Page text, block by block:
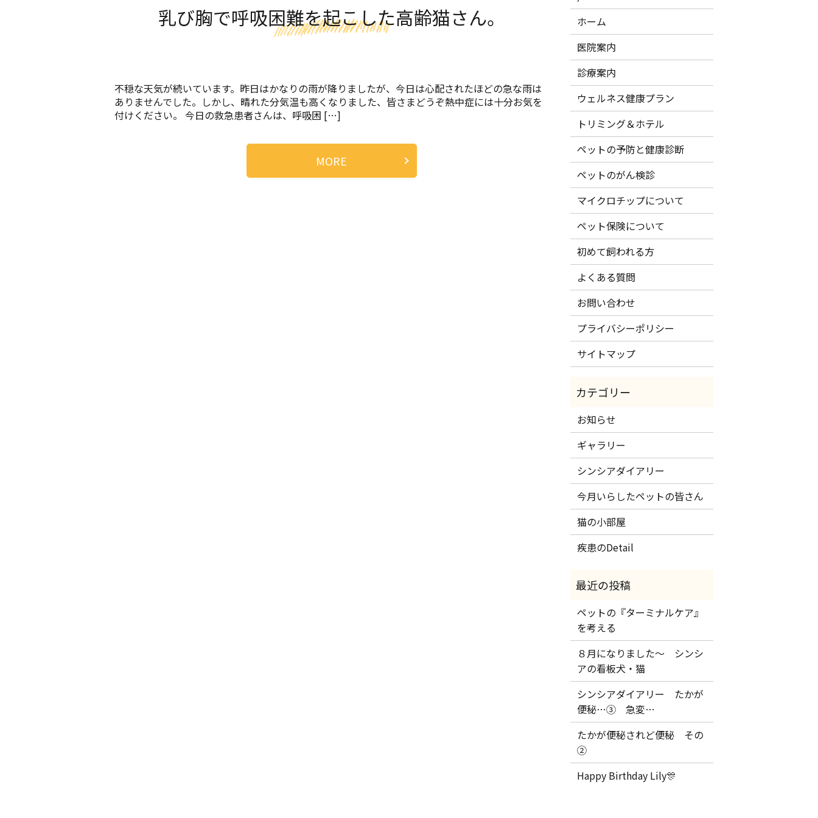
乳び胸で呼吸困難を起こした高齢猫さん。
不穏な天気が続いています。昨日はかなりの雨が降りましたが、今日は心配されたほどの急な雨は
ありませんでした。しかし、晴れた分気温も高くなりました、皆さまどうぞ熱中症には十分お気を
付けください。 今日の救急患者さんは、呼吸困 […]
MORE
ホーム
医院案内
診療案内
ウェルネス健康プラン
トリミング＆ホテル
ペットの予防と健康診断
ペットのがん検診
マイクロチップについて
ペット保険について
初めて飼われる方
よくある質問
お問い合わせ
プライバシーポリシー
サイトマップ
お知らせ
ギャラリー
シンシアダイアリー
今月いらしたペットの皆さん
猫の小部屋
疾患のDetail
ペットの『ターミナルケア』
を考える
８月になりました～ シンシ
アの看板犬・猫
シンシアダイアリー たかが
便秘…③ 急変…
たかが便秘されど便秘 その
②
Happy Birthday Lily🎊